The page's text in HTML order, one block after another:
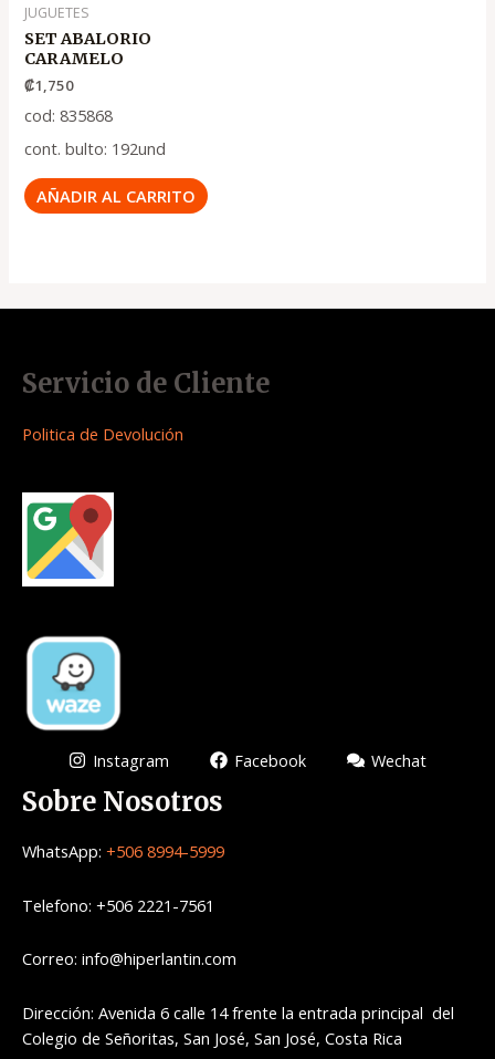
JUGUETES
SET ABALORIO
CARAMELO
₡1,750
cod: 835868
cont. bulto: 192und
AÑADIR AL CARRITO
Servicio de Cliente
Politica de Devolución
Instagram Facebook Wechat
Sobre Nosotros
WhatsApp: +506 8994-5999
Telefono: +506 2221-7561
Correo: info@hiperlantin.com
Dirección: Avenida 6 calle 14 frente la entrada principal del
Colegio de Señoritas, San José, San José, Costa Rica